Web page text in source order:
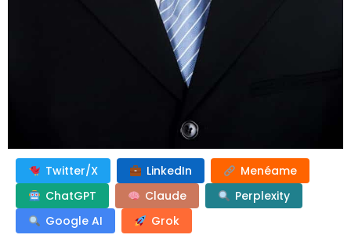
Twitter/X LinkedIn
Menéame
ChatGPT
Claude
Perplexity
Google AI
Grok